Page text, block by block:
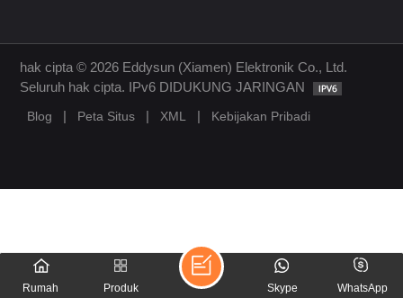
hak cipta © 2026 Eddysun (Xiamen) Elektronik Co., Ltd.
Seluruh hak cipta. IPv6 DIDUKUNG JARINGAN
Blog | Peta Situs | XML | Kebijakan Pribadi
Rumah Produk WhatsApp
Skype